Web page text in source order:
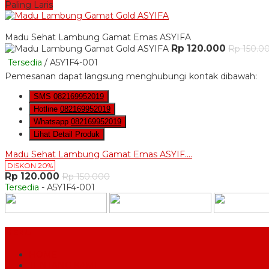
Paling Laris
Madu Sehat Lambung Gamat Emas ASYIFA
Rp 120.000 Rp
Tersedia / A5Y1F4-001
Pemesanan dapat langsung menghubungi kontak dibawah:
SMS 082169952019
Hotline 082169952019
Whatsapp 082169952019
Lihat Detail Produk
Madu Sehat Lambung Gamat Emas ASYIF....
DISKON 20%
Rp 120.000 Rp 150.000
Tersedia - A5Y1F4-001